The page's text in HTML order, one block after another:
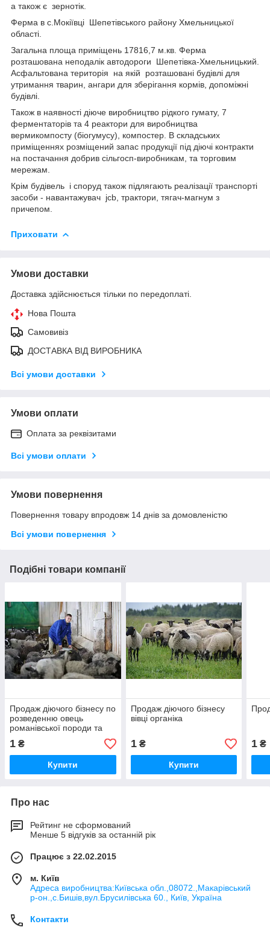
а також є зернотік.
Ферма в с.Мокіївці Шепетівського району Хмельницької
області.
Загальна площа приміщень 17816,7 м.кв. Ферма
розташована неподалік автодороги Шепетівка-Хмельницький.
Асфальтована територія на якій розташовані будівлі для
утримання тварин, ангари для зберігання кормів, допоміжні
будівлі.
Також в наявності діюче виробництво рідкого гумату, 7
ферментаторів та 4 реактори для виробництва
вермикомпосту (біогумусу), компостер. В складських
приміщеннях розміщений запас продукції під діючі контракти
на постачання добрив сільгосп-виробникам, та торговим
мережам.
Крім будівель і споруд також підлягають реалізації транспорті
засоби - навантажувач jсb, трактори, тягач-магнум з
причепом.
Приховати
Умови доставки
Доставка здійснюється тільки по передоплаті.
Нова Пошта
Самовивіз
ДОСТАВКА ВІД ВИРОБНИКА
Всі умови доставки
Умови оплати
Оплата за реквізитами
Всі умови оплати
Умови повернення
Повернення товару впродовж 14 днів за домовленістю
Всі умови повернення
Подібні товари компанії
Продаж діючого бізнесу по
розведенню овець
романівської породи та
виробництва органічних
добрив
1 ₴
Купити
Продаж діючого бізнесу
вівці органіка
1₴
Купити
1 ₴
Про нас
Рейтинг не сформований
Менше 5 відгуків за останній рік
Працює з 22.02.2015
м. Київ
Адреса виробництва:Київська обл.,08072.,Макарівський
р-он.,с.Бишів,вул.Брусилівська 60., Київ, Україна
Контакти